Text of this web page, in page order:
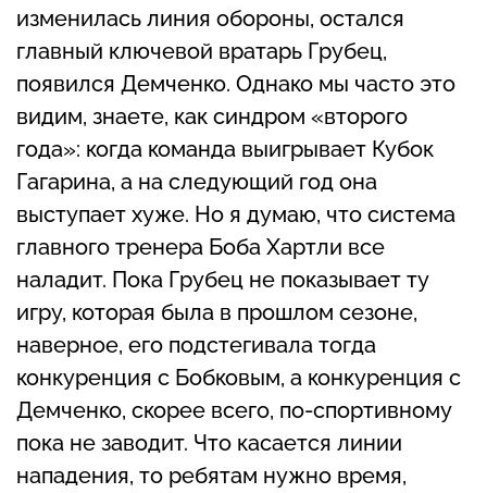
изменилась линия обороны, остался
главный ключевой вратарь Грубец,
появился Демченко. Однако мы часто это
видим, знаете, как синдром «второго
года»: когда команда выигрывает Кубок
Гагарина, а на следующий год она
выступает хуже. Но я думаю, что система
главного тренера Боба Хартли все
наладит. Пока Грубец не показывает ту
игру, которая была в прошлом сезоне,
наверное, его подстегивала тогда
конкуренция с Бобковым, а конкуренция с
Демченко, скорее всего, по-спортивному
пока не заводит. Что касается линии
нападения, то ребятам нужно время,